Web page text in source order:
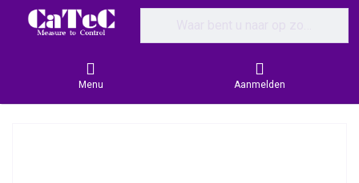
Menu Aanmelden